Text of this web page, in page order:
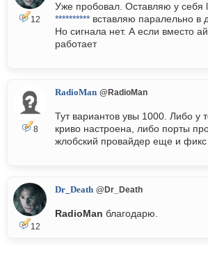
12
Уже пробовал. Оставляю у себя
********** вставляю паралельно в
Но сигнала нет. А если вместо
работает
8
RadioMan @RadioMan
Тут вариантов увы 1000. Либо у
криво настроена, либо порты
жлобский провайдер еще и фикс
12
Dr_Death @Dr_Death
RadioMan благодарю.